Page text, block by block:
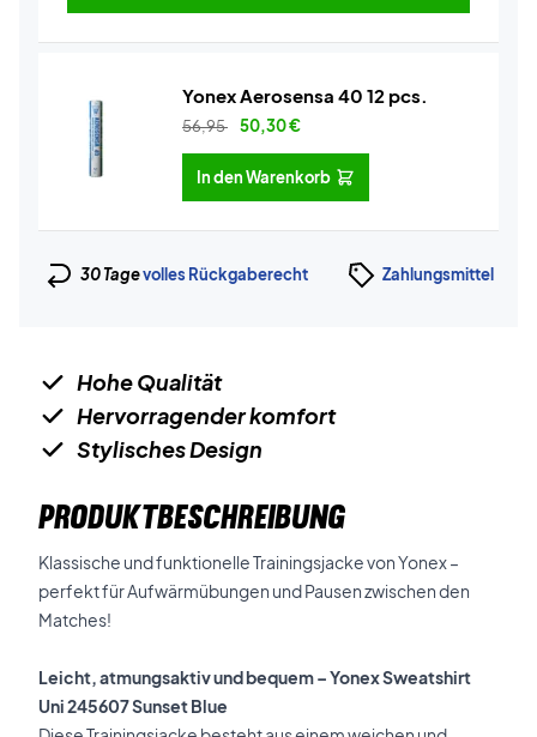
Yonex Aerosensa 40 12 pcs.
56,95 50,30€
In den Warenkorb
30 Tagevolles Rückgaberecht Zahlungsmittel
Hohe Qualität
Hervorragender komfort
Stylisches Design
PRODUKTBESCHREIBUNG
Klassische und funktionelle Trainingsjacke von Yonex –
perfekt für Aufwärmübungen und Pausen zwischen den
Matches!
Leicht, atmungsaktiv und bequem – Yonex Sweatshirt
Uni 245607 Sunset Blue